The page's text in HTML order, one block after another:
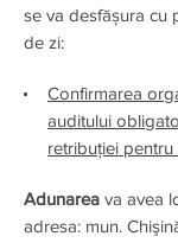
se va desfășura cu
de zi:
Confirmarea
auditului
retribuției pentru
Adunarea va avea
adresa: mun.